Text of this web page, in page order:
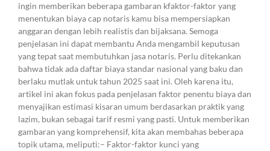
ingin memberikan beberapa gambaran kfaktor-faktor yang
menentukan biaya cap notaris kamu bisa mempersiapkan
anggaran dengan lebih realistis dan bijaksana. Semoga
penjelasan ini dapat membantu Anda mengambil keputusan
yang tepat saat membutuhkan jasa notaris. Perlu ditekankan
bahwa tidak ada daftar biaya standar nasional yang baku dan
berlaku mutlak untuk tahun 2025 saat ini. Oleh karena itu,
artikel ini akan fokus pada penjelasan faktor penentu biaya dan
menyajikan estimasi kisaran umum berdasarkan praktik yang
lazim, bukan sebagai tarif resmi yang pasti. Untuk memberikan
gambaran yang komprehensif, kita akan membahas beberapa
topik utama, meliputi:– Faktor-faktor kunci yang